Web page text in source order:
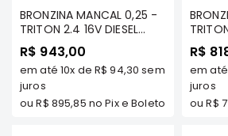
Elétrica
Acessórios
Motor
Suspensão
BRONZINA MANCAL 0,25 -
TRITON 2.4 16V DIESEL
2016/... (4N15)/ PAJERO
SPORT 2.4 DIESEL 2.4 16V
2016/.. - MAHLE -
BC814/025
R$ 943,00
em até 10x de R$ 94,30 sem
juros
ouR$ 895,85 no Pix e Boleto
2016/
2016/..
LEVE -
R$
em até
juros
ouR$